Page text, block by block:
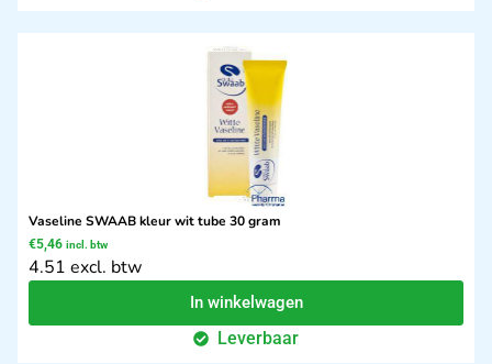
Vaseline SWAAB kleur wit tube 30 gram
€5,46 incl. btw
4.51 excl. btw
In winkelwagen
Leverbaar